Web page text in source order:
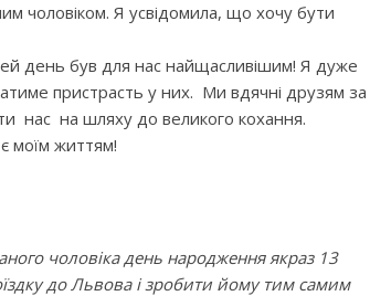
чоловіком. Я усвідомила, що хочу бути
день був для нас найщасливішим! Я дуже
пристрасть у них. Ми вдячні друзям за
нас на шляху до великого кохання.
моїм життям!
чоловіка день народження якраз 13
до Львова і зробити йому тим самим